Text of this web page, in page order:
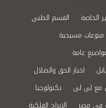
الخاصة
القسم الطبي
منوعات مسيحية
عامة
اخبار الحق والضلال
مع لى لى
تكنولوجيا
في مصر الابراج الفلكية